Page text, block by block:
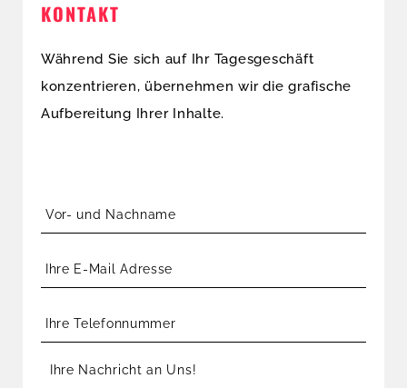
KONTAKT
Während Sie sich auf Ihr Tagesgeschäft
konzentrieren, übernehmen wir die grafische
Aufbereitung Ihrer Inhalte.